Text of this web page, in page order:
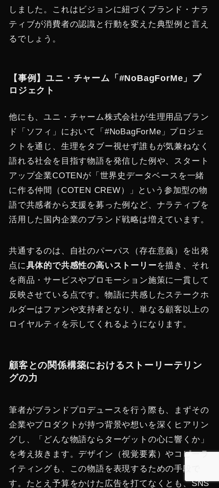
しました​。これはビジョンに紐づくブランド・ナラ
ティブが消費者の認識と行動を変えた典型例と言え
るでしょう。
【事例】ユニ・チャーム「#NoBagForMe」プ
ロジェクト
他にも、ユニ・チャーム株式会社が生理用品ブラン
ド「ソフィ」において「#NoBagForMe」プロジェ
クトを通じ、生理をタブー視せず誰もが気兼ねなく
語れる社会を目指す物語を発信した例や​、スタート
アップ企業COTENが「世界史データベースを一緒
に作る仲間（COTEN CREW）」という参加型の物
語で共感者から支援を募った例​など、ナラティブを
活用した国内企業のブランド戦略は増えています。
共通するのは、自社のパーパス（存在意義）を出発
点に具体的で共感性の高いストーリーを描き、それ
を商品・サービスやプロモーション施策に一貫して
反映させている点です。物語に共感したステークホ
ルダーはファンや支持者となり、単なる顧客以上の
ロイヤルティを示してくれるようになります​。
顧客との関係構築におけるストーリーテリン
グの力
筆者がブランドプロデュースを行う際も、まずその
企業やプロダクトが持つ背景や想いを深くヒアリン
グし、「どんな物語ならターゲットの心に響くか」
を考え抜きます。デザイン（視覚要素）やコピーラ
イティングも、この物語を表現するための手段で
す。たとえ予算をかけた広告を打てなくとも、SNS